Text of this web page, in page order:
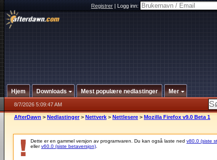
Registrer|Logg inn:
Hjem Downloads Mest populære nedlastinger Mer
8/7/2026 5:09:47 AM
AfterDawn > Nedlastinger > Nettverk > Nettlesere > Mozilla Firefox v9.0 Beta 1
Dette er en gammel versjon av programvaren. Du kan også laste ned v80.0 (siste
ellerv60.0 (siste betaversjon)